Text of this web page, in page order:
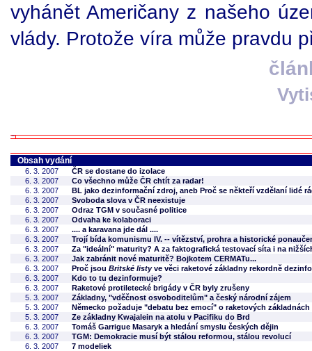
vyhánět Američany z našeho
vlády. Protože víra může pravdu
Obsah vydání
6. 3. 2007
ČR se dostane do izolace
6. 3. 2007
Co všechno může ČR chtít za radar!
6. 3. 2007
BL jako dezinformační zdroj, aneb Proč se někteří vzdělaní lidé
6. 3. 2007
Svoboda slova v ČR neexistuje
6. 3. 2007
Odraz TGM v současné politice
6. 3. 2007
Odvaha ke kolaboraci
6. 3. 2007
.... a karavana jde dál ....
6. 3. 2007
Trojí bída komunismu IV. -- vítězství, prohra a historické
6. 3. 2007
Za "ideální" maturity? A za faktografická testovací síta i na
6. 3. 2007
Jak zabránit nové maturitě? Bojkotem CERMATu...
6. 3. 2007
Proč jsou Britské listyve věci raketové základny rekordně
6. 3. 2007
Kdo to tu dezinformuje?
6. 3. 2007
Raketové protiletecké brigády v ČR byly zrušeny
5. 3. 2007
Základny, "vděčnost osvoboditelům" a český národní zájem
5. 3. 2007
Německo požaduje "debatu bez emocí" o raketových základnách
5. 3. 2007
Ze základny Kwajalein na atolu v Pacifiku do Brd
6. 3. 2007
Tomáš Garrigue Masaryk a hledání smyslu českých dějin
6. 3. 2007
TGM: Demokracie musí být stálou reformou, stálou revolucí
6. 3. 2007
7 modeliek